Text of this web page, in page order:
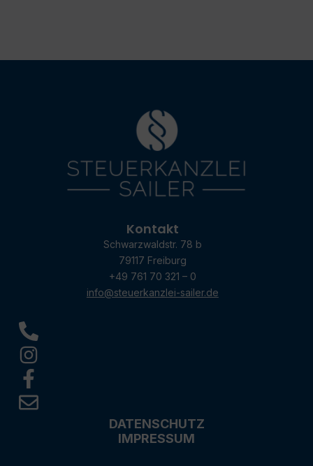
Kontakt
Schwarzwaldstr. 78 b
79117 Freiburg
+49 761 70 321 – 0
info@steuerkanzlei-sailer.de
DATENSCHUTZ
IMPRESSUM